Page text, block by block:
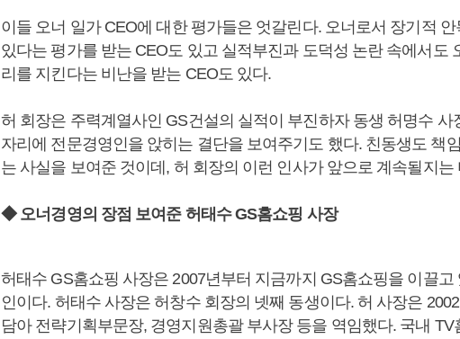
이들 오너 일가 CEO에 대한 평가들은 엇갈린다. 오너로서 장기적
있다는 평가를 받는 CEO도 있고 실적부진과 도덕성 논란 속에서도
리를 지킨다는 비난을 받는 CEO도 있다.
허 회장은 주력계열사인 GS건설의 실적이 부진하자 동생 허명수 사
자리에 전문경영인을 앉히는 결단을 보여주기도 했다. 친동생도 책
는 사실을 보여준 것이데, 허 회장의 이런 인사가 앞으로 계속될지는
◆ 오너경영의 장점 보여준 허태수 GS홈쇼핑 사장
허태수 GS홈쇼핑 사장은 2007년부터 지금까지 GS홈쇼핑을 이끌고
인이다. 허태수 사장은 허창수 회장의 넷째 동생이다. 허 사장은
담아 전략기획부문장, 경영지원총괄 부사장 등을 역임했다. 국내